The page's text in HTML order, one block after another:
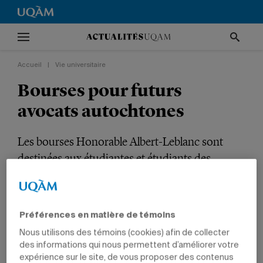
Accueil Vie universitaire
Bourses pour futurs
avocats autochtones
Les bourses Honorable Albert-Leblanc sont
destinées aux étudiantes et étudiants des
ÉTUDIANTS
Préférences en matière de témoins
Nous utilisons des témoins (cookies) afin de collecter
des informations qui nous permettent d’améliorer votre
expérience sur le site, de vous proposer des contenus